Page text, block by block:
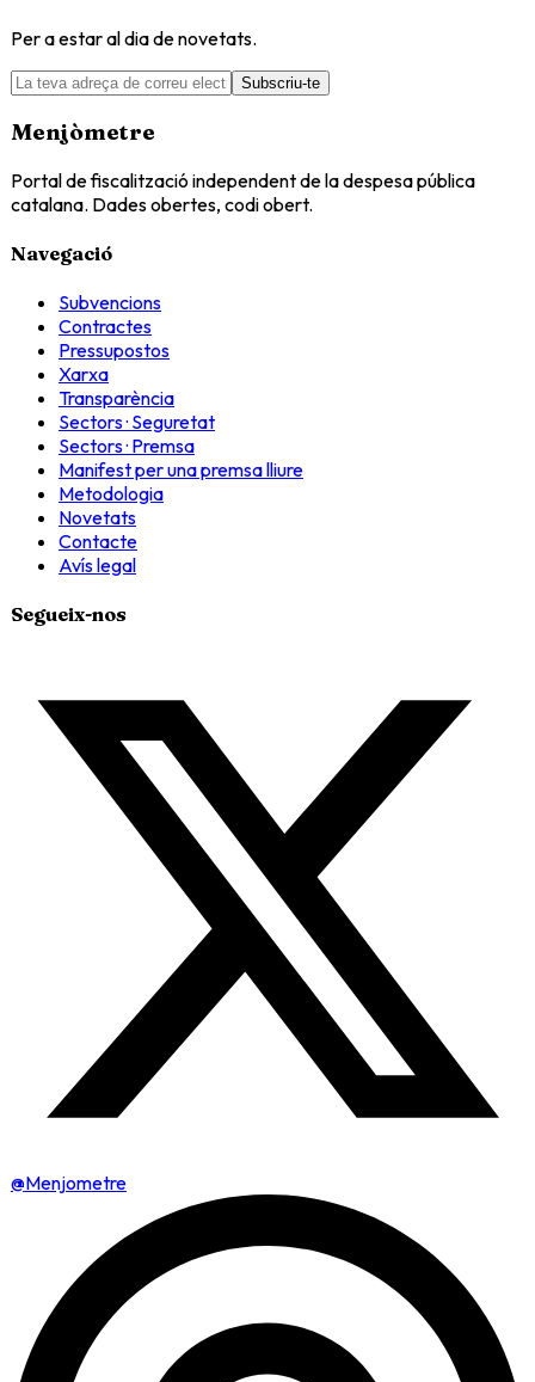
Per a estar al dia de novetats.
Subscriu-te
Menjòmetre
Portal de fiscalització independent de la despesa pública
catalana. Dades obertes, codi obert.
Navegació
Subvencions
Contractes
Pressupostos
Xarxa
Transparència
Sectors · Seguretat
Sectors · Premsa
Manifest per una premsa lliure
Metodologia
Novetats
Contacte
Avís legal
Segueix-nos
@Menjometre